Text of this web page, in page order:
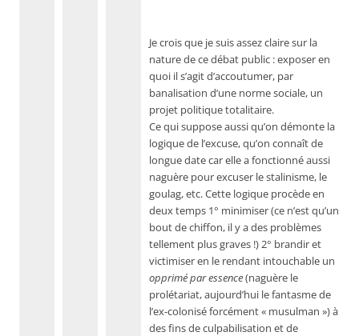
Je crois que je suis assez claire sur la
nature de ce débat public : exposer en
quoi il s’agit d’accoutumer, par
banalisation d’une norme sociale, un
projet politique totalitaire.
Ce qui suppose aussi qu’on démonte la
logique de l’excuse, qu’on connaît de
longue date car elle a fonctionné aussi
naguère pour excuser le stalinisme, le
goulag, etc. Cette logique procède en
deux temps 1° minimiser (ce n’est qu’un
bout de chiffon, il y a des problèmes
tellement plus graves !) 2° brandir et
victimiser en le rendant intouchable un
opprimé par essence(naguère le
prolétariat, aujourd’hui le fantasme de
l’ex-colonisé forcément « musulman ») à
des fins de culpabilisation et de